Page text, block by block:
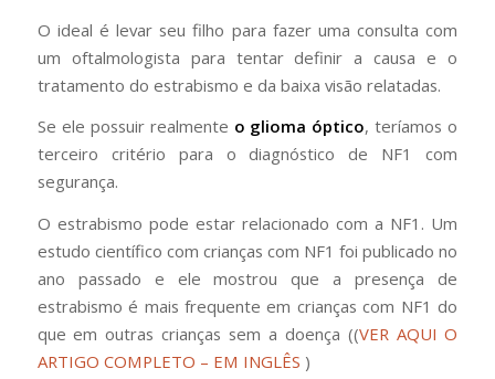
O ideal é levar seu filho para fazer uma consulta com
um oftalmologista para tentar definir a causa e o
tratamento do estrabismo e da baixa visão relatadas.
Se ele possuir realmente o glioma óptico, teríamos o
terceiro critério para o diagnóstico de NF1 com
segurança.
O estrabismo pode estar relacionado com a NF1. Um
estudo científico com crianças com NF1 foi publicado no
ano passado e ele mostrou que a presença de
estrabismo é mais frequente em crianças com NF1 do
que em outras crianças sem a doença ((VER AQUI O
ARTIGO COMPLETO – EM INGLÊS )